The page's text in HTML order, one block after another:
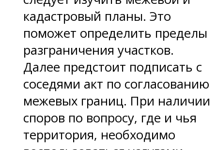
кадастровый планы. Это
поможет определить пределы
разграничения участков.
Далее предстоит подписать с
соседями акт по согласованию
межевых границ. При наличии
споров по вопросу, где и чья
территория, необходимо